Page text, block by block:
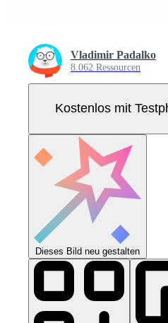
Vladimir Padalko
8.062 Ressourcen
Kostenlos mit
Dieses Bild neu gestalten